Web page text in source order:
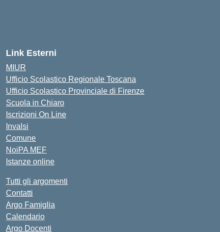
Link Esterni
MIUR
Ufficio Scolastico Regionale Toscana
Ufficio Scolastico Provinciale di Firenze
Scuola in Chiaro
Iscrizioni On Line
Invalsi
Comune
NoiPA MEF
Istanze online
Tutti gli argomenti
Contatti
Argo Famiglia
Calendario
Argo Docenti